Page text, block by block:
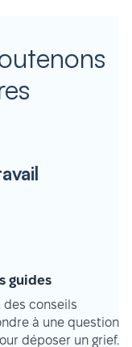
guides
des conseils
à une question
déposer un grief.